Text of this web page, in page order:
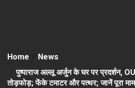
Home
News
पुष्पाराज अल्लू अर्जुन के घर पर प्रदर्शन,
तोड़फोड़; फेंके टमाटर और पत्थर; जानें पूरा